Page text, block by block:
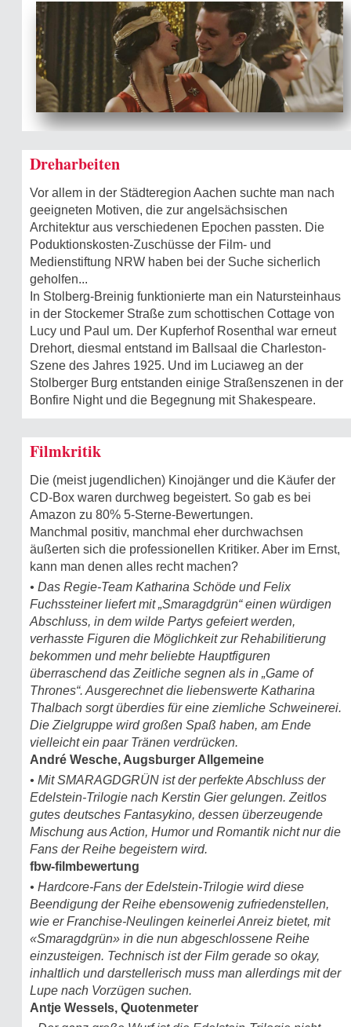
Dreharbeiten
Vor allem in der Städteregion Aachen suchte man nach
geeigneten Motiven, die zur angelsächsischen
Architektur aus verschiedenen Epochen passten. Die
Poduktionskosten-Zuschüsse der Film- und
Medienstiftung NRW haben bei der Suche sicherlich
geholfen...
In Stolberg-Breinig funktionierte man ein Natursteinhaus
in der Stockemer Straße zum schottischen Cottage von
Lucy und Paul um. Der Kupferhof Rosenthal war erneut
Drehort, diesmal entstand im Ballsaal die Charleston-
Szene des Jahres 1925. Und im Luciaweg an der
Stolberger Burg entstanden einige Straßenszenen in der
Bonfire Night und die Begegnung mit Shakespeare.
Filmkritik
Die (meist jugendlichen) Kinojänger und die Käufer der
CD-Box waren durchweg begeistert. So gab es bei
Amazon zu 80% 5-Sterne-Bewertungen.
Manchmal positiv, manchmal eher durchwachsen
äußerten sich die professionellen Kritiker. Aber im Ernst,
kann man denen alles recht machen?
• Das Regie-Team Katharina Schöde und Felix
Fuchssteiner liefert mit „Smaragdgrün“ einen würdigen
Abschluss, in dem wilde Partys gefeiert werden,
verhasste Figuren die Möglichkeit zur Rehabilitierung
bekommen und mehr beliebte Hauptfiguren
überraschend das Zeitliche segnen als in „Game of
Thrones“. Ausgerechnet die liebenswerte Katharina
Thalbach sorgt überdies für eine ziemliche Schweinerei.
Die Zielgruppe wird großen Spaß haben, am Ende
vielleicht ein paar Tränen verdrücken.
André Wesche, Augsburger Allgemeine
• Mit SMARAGDGRÜN ist der perfekte Abschluss der
Edelstein-Trilogie nach Kerstin Gier gelungen. Zeitlos
gutes deutsches Fantasykino, dessen überzeugende
Mischung aus Action, Humor und Romantik nicht nur die
Fans der Reihe begeistern wird.
fbw-filmbewertung
• Hardcore-Fans der Edelstein-Trilogie wird diese
Beendigung der Reihe ebensowenig zufriedenstellen,
wie er Franchise-Neulingen keinerlei Anreiz bietet, mit
«Smaragdgrün» in die nun abgeschlossene Reihe
einzusteigen. Technisch ist der Film gerade so okay,
inhaltlich und darstellerisch muss man allerdings mit der
Lupe nach Vorzügen suchen.
Antje Wessels, Quotenmeter